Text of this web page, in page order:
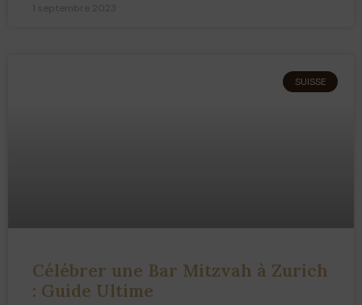
1 septembre 2023
SUISSE
Célébrer une Bar Mitzvah à Zurich
: Guide Ultime